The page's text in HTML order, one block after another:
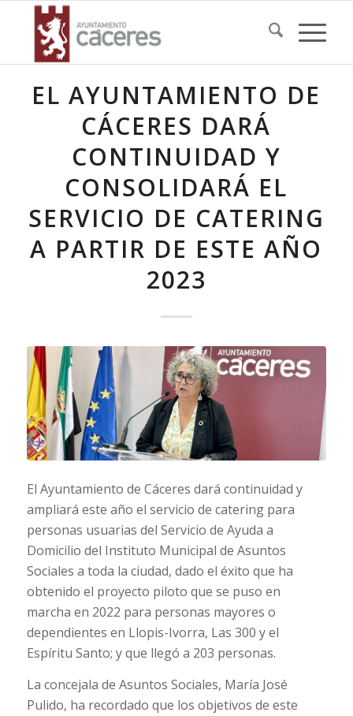
EL AYUNTAMIENTO DE
CÁCERES DARÁ
CONTINUIDAD Y
CONSOLIDARÁ EL
SERVICIO DE CATERING
A PARTIR DE ESTE AÑO
2023
El Ayuntamiento de Cáceres dará continuidad y
ampliará este año el servicio de catering para
personas usuarias del Servicio de Ayuda a
Domicilio del Instituto Municipal de Asuntos
Sociales a toda la ciudad, dado el éxito que ha
obtenido el proyecto piloto que se puso en
marcha en 2022 para personas mayores o
dependientes en Llopis-Ivorra, Las 300 y el
Espíritu Santo; y que llegó a 203 personas.
La concejala de Asuntos Sociales, María José
Pulido, ha recordado que los objetivos de este